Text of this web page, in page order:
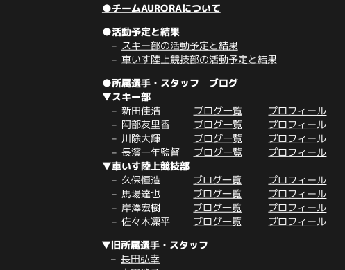
●チームAURORAについて
●活動予定と結果
スキー部の活動予定と結果
車いす陸上競技部の活動予定と結果
●所属選手・スタッフ ブログ
▼スキー部
新田佳浩 ブログ一覧 プロフィール
阿部友里香 ブログ一覧 プロフィール
川除大輝 ブログ一覧
プロフィール
長濱一年監督
ブログ一覧 プロフィール
▼車いす陸上競技部
久保恒造 ブログ一覧 プロフィール
馬場達也 ブログ一覧 プロフィール
岸澤宏樹 ブログ一覧 プロフィール
佐々木凜平 ブログ一覧 プロフィール
▼旧所属選手・スタッフ
長田弘幸